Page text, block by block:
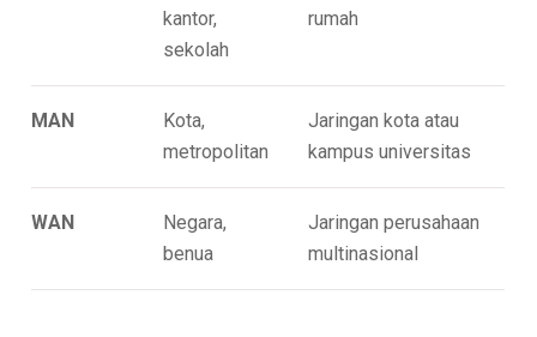
kantor,
sekolah
rumah
MAN
Kota,
metropolitan
Jaringan kota atau
kampus universitas
WAN
Negara,
benua
Jaringan perusahaan
multinasional